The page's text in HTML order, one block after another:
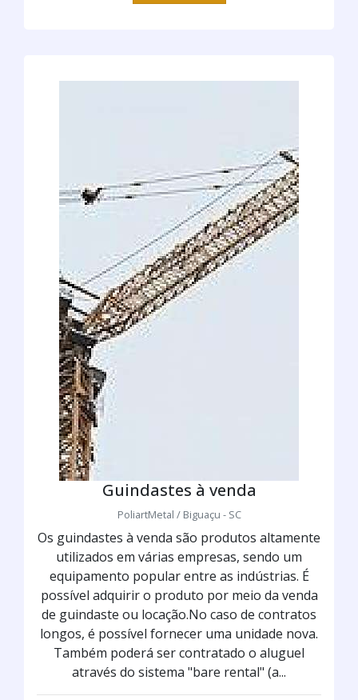
Guindastes à venda
PoliartMetal / Biguaçu - SC
Os guindastes à venda são produtos altamente
utilizados em várias empresas, sendo um
equipamento popular entre as indústrias. É
possível adquirir o produto por meio da venda
de guindaste ou locação.No caso de contratos
longos, é possível fornecer uma unidade nova.
Também poderá ser contratado o aluguel
através do sistema "bare rental" (a...